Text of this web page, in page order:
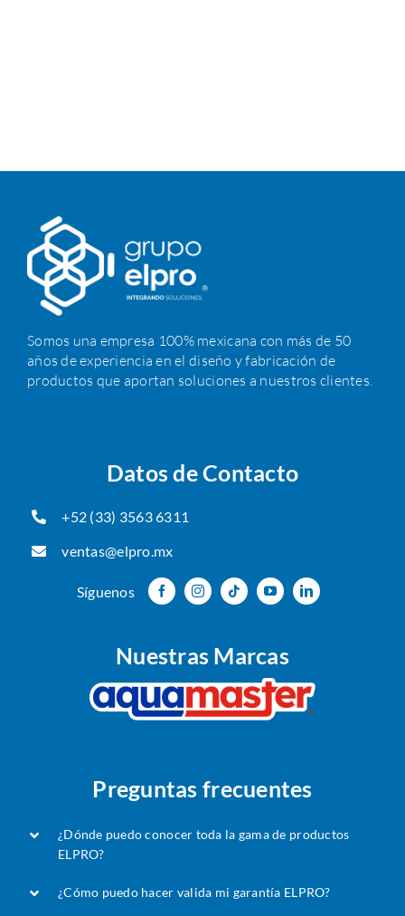
Somos una empresa 100% mexicana con más de 50
años de experiencia en el diseño y fabricación de
productos que aportan soluciones a nuestros clientes.
Datos de Contacto
+52 (33) 3563 6311
ventas@elpro.mx
Síguenos
Nuestras Marcas
Preguntas frecuentes
¿Dónde puedo conocer toda la gama de productos
ELPRO?
¿Cómo puedo hacer valida mi garantía ELPRO?